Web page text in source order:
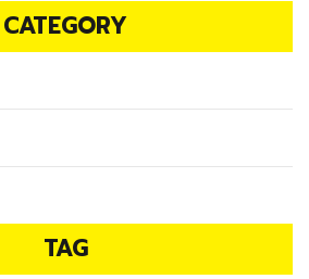
CATEGORY
TAG